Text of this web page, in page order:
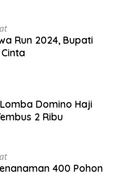
Run 2024, Bupati
Domino Haji
2 Ribu
400 Pohon